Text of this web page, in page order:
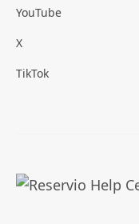
YouTube
X
TikTok